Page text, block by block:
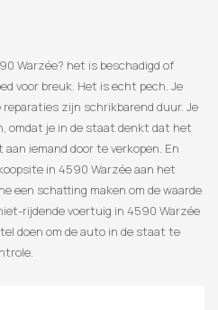
Warzée? het is beschadigd of
voor breuk. Het is echt pech. Je
zijn schrikbarend duur. Je
omdat je in de staat denkt dat het
iemand door te verkopen. En
in 4590 Warzée aan het
een schatting maken om de waarde
rijdende voertuig in 4590 Warzée
doen om de auto in de staat te